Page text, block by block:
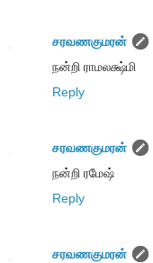
சரவணகுமரன்
நன்றி ராமலக்ஷ்மி
Reply
சரவணகுமரன்
நன்றி ரமேஷ்
Reply
சரவணகுமரன்